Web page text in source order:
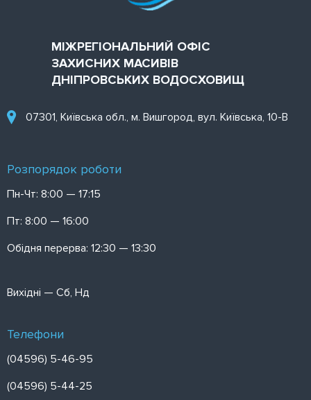
МІЖРЕГІОНАЛЬНИЙ ОФІС
ЗАХИСНИХ МАСИВІВ
ДНІПРОВСЬКИХ ВОДОСХОВИЩ
07301, Київська обл., м. Вишгород, вул. Київська, 10-В
Розпорядок роботи
Пн-Чт: 8:00 — 17:15
Пт: 8:00 — 16:00
Обідня перерва: 12:30 — 13:30
Вихідні — Сб, Нд
Телефони
(04596) 5-46-95
(04596) 5-44-25